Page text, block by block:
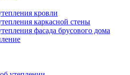
кровли
каркасной стены
фасада брусового дома